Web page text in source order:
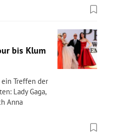
bis Klum
Treffen der
Lady Gaga,
Anna